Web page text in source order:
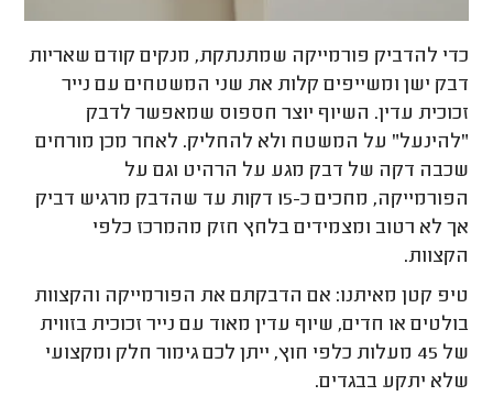
כדי להדביק פורמייקה שמתנתקת, מנקים קודם שאריות
דבק ישן ומשייפים קלות את שני המשטחים עם נייר
זכוכית עדין. השיוף יוצר חספוס שמאפשר לדבק
"להינעל" על המשטח ולא להחליק. לאחר מכן מורחים
שכבה דקה של דבק מגע על הרהיט וגם על
הפורמייקה, מחכים כ-15 דקות עד שהדבק מרגיש דביק
אך לא רטוב ומצמידים בלחץ חזק מהמרכז כלפי
הקצוות.
טיפ קטן מאיתנו: אם הדבקתם את הפורמייקה והקצוות
בולטים או חדים, שיוף עדין מאוד עם נייר זכוכית בזווית
של 45 מעלות כלפי חוץ, ייתן לכם גימור חלק ומקצועי
שלא יתקע בבגדים.